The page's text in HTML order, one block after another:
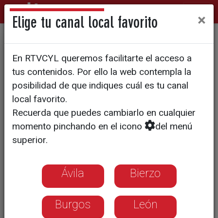
Alejandro Porto: 650
kilómetros en bicicleta contra
el glioblastoma
El paciente recorre el Camino de
Santiago con un dispositivo de
impulsos eléctricos para visibilizar la
Elige tu canal local favorito ×
En RTVCYL queremos facilitarte el acceso a
tus contenidos. Por ello la web contempla la
posibilidad de que indiques cuál es tu canal
local favorito.
Recuerda que puedes cambiarlo en cualquier
momento pinchando en el icono
del menú
superior.
Ávila Bierzo
Burgos León